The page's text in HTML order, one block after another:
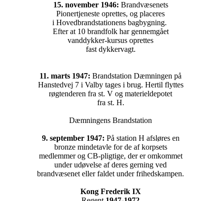
15. november 1946: Brandvæsenets
Pionertjeneste oprettes, og placeres
i Hovedbrandstationens bagbygning.
Efter at 10 brandfolk har gennemgået
vanddykker-kursus oprettes
fast dykkervagt.
11. marts 1947: Brandstation Dæmningen på
Hanstedvej 7 i Valby tages i brug. Hertil flyttes
røgtenderen fra st. V og materieldepotet
fra st. H.
Dæmningens Brandstation
9. september 1947: På station H afsløres en
bronze mindetavle for de af korpsets
medlemmer og CB-pligtige, der er omkommet
under udøvelse af deres gerning ved
brandvæsenet eller faldet under frihedskampen.
Kong Frederik IX